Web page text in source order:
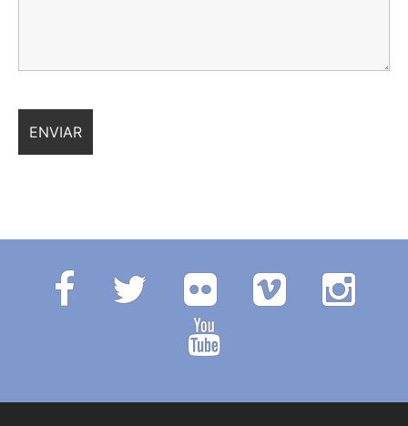
Facebook Twitter Flickr Vimeo